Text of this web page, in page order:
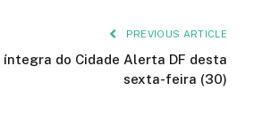
PREVIOUS ARTICLE
íntegra do Cidade Alerta DF desta
sexta-feira (30)